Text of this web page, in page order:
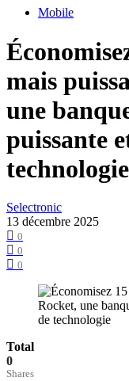
Mobile
mais
une
puissante
technologie
Selectronic
13 décembre 2025
0
0
0
Total
0
Shares